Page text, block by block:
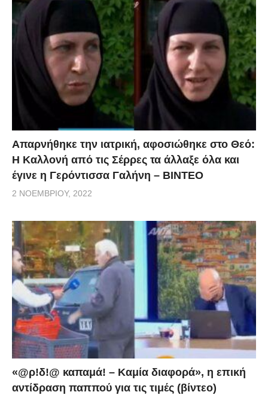
Απαρνήθηκε την ιατρική, αφοσιώθηκε στο Θεό:
Η Καλλονή από τις Σέρρες τα άλλαξε όλα και
έγινε η Γερόντισσα Γαλήνη – ΒΙΝΤΕΟ
2 ΝΟΕΜΒΡΊΟΥ, 2022
«@ρ!δ!@ καπαμά! – Καμία διαφορά», η επική
αντίδραση παππού για τις τιμές (βίντεο)